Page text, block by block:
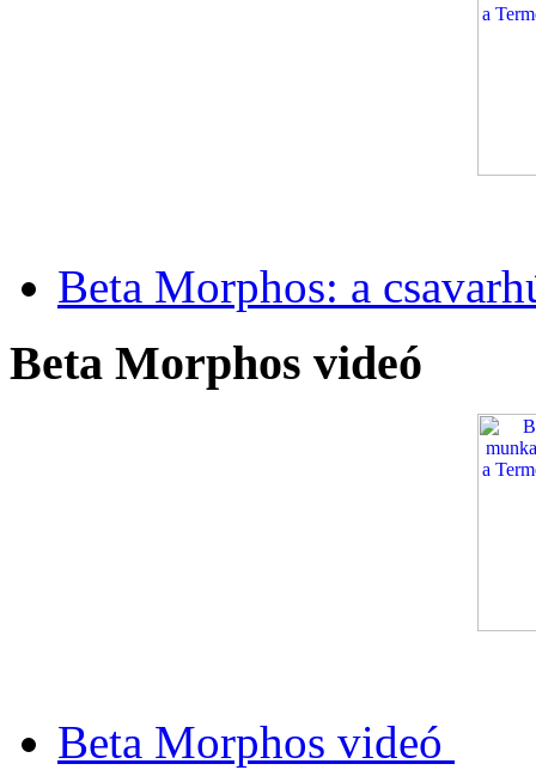
Beta Morphos: a
Beta Morphos videó
Beta Morphos videó